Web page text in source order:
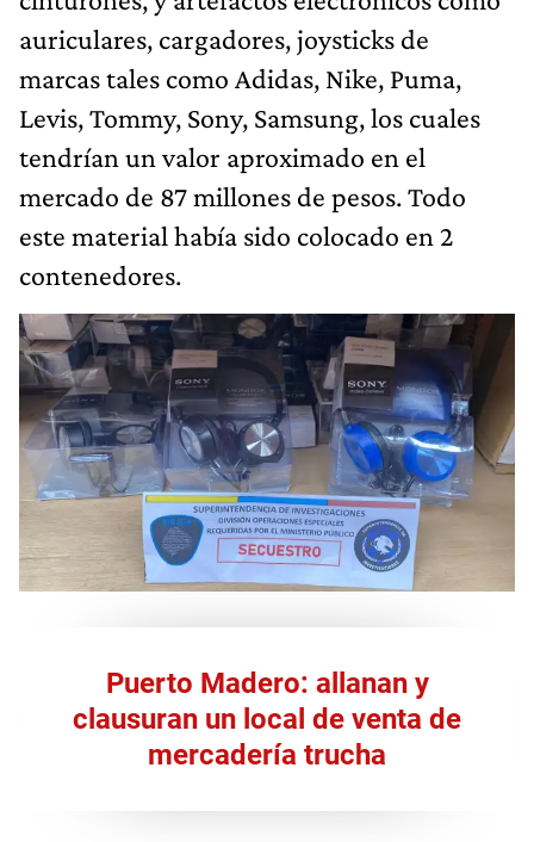
auriculares, cargadores, joysticks de
marcas tales como Adidas, Nike, Puma,
Levis, Tommy, Sony, Samsung, los cuales
tendrían un valor aproximado en el
mercado de 87 millones de pesos. Todo
este material había sido colocado en 2
contenedores.
Puerto Madero: allanan y
clausuran un local de venta de
mercadería trucha